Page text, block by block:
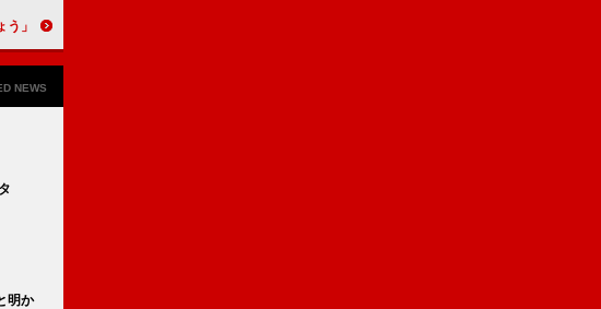
う」
NEWS
明か